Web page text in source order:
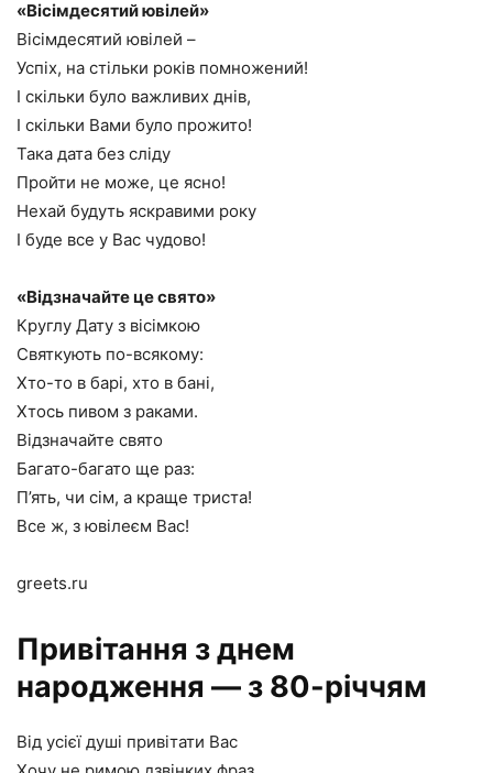
«Вісімдесятий ювілей»
Вісімдесятий ювілей –
Успіх, на стільки років помножений!
І скільки було важливих днів,
І скільки Вами було прожито!
Така дата без сліду
Пройти не може, це ясно!
Нехай будуть яскравими року
І буде все у Вас чудово!
«Відзначайте це свято»
Круглу Дату з вісімкою
Святкують по-всякому:
Хто-то в барі, хто в бані,
Хтось пивом з раками.
Відзначайте свято
Багато-багато ще раз:
П’ять, чи сім, а краще триста!
Все ж, з ювілеєм Вас!
greets.ru
Привітання з днем
народження — з 80-річчям
Від усієї душі привітати Вас